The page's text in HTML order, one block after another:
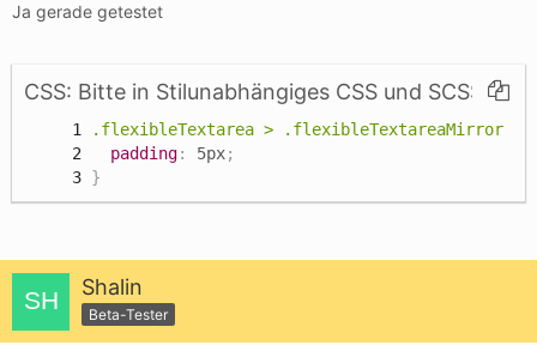
Ja gerade getestet
CSS: Bitte in Stilunabhängiges CSS und SCSS rein
.flexibleTextarea > .flexibleTextareaMirror
padding: 5px;
}
Shalin
Beta-Tester